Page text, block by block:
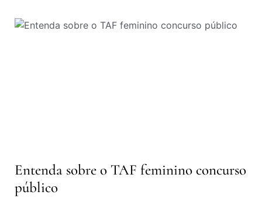
Entenda sobre o TAF feminino concurso
público